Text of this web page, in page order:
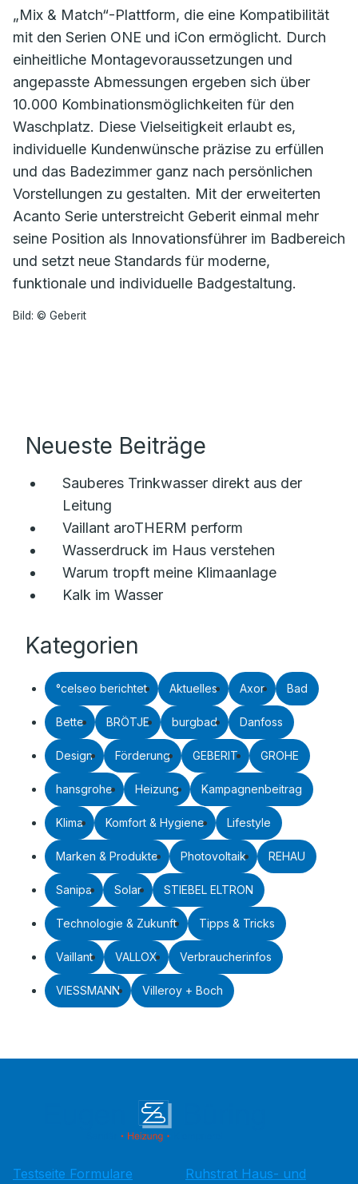
„Mix & Match“-Plattform, die eine Kompatibilität
mit den Serien ONE und iCon ermöglicht. Durch
einheitliche Montagevoraussetzungen und
angepasste Abmessungen ergeben sich über
10.000 Kombinationsmöglichkeiten für den
Waschplatz. Diese Vielseitigkeit erlaubt es,
individuelle Kundenwünsche präzise zu erfüllen
und das Badezimmer ganz nach persönlichen
Vorstellungen zu gestalten. Mit der erweiterten
Acanto Serie unterstreicht Geberit einmal mehr
seine Position als Innovationsführer im Badbereich
und setzt neue Standards für moderne,
funktionale und individuelle Badgestaltung.
Bild: © Geberit
Neueste Beiträge
Sauberes Trinkwasser direkt aus der
Leitung
Vaillant aroTHERM perform
Wasserdruck im Haus verstehen
Warum tropft meine Klimaanlage
Kalk im Wasser
Kategorien
°celseo berichtet Aktuelles Axor Bad
Bette BRÖTJE burgbad Danfoss
Design Förderung GEBERIT GROHE
hansgrohe Heizung Kampagnenbeitrag
Klima Komfort & Hygiene Lifestyle
Marken & Produkte Photovoltaik REHAU
Sanipa Solar STIEBEL ELTRON
Technologie & Zukunft Tipps & Tricks
Vaillant VALLOX Verbraucherinfos
VIESSMANN Villeroy + Boch
Testseite Formulare
Ruhstrat Haus- und